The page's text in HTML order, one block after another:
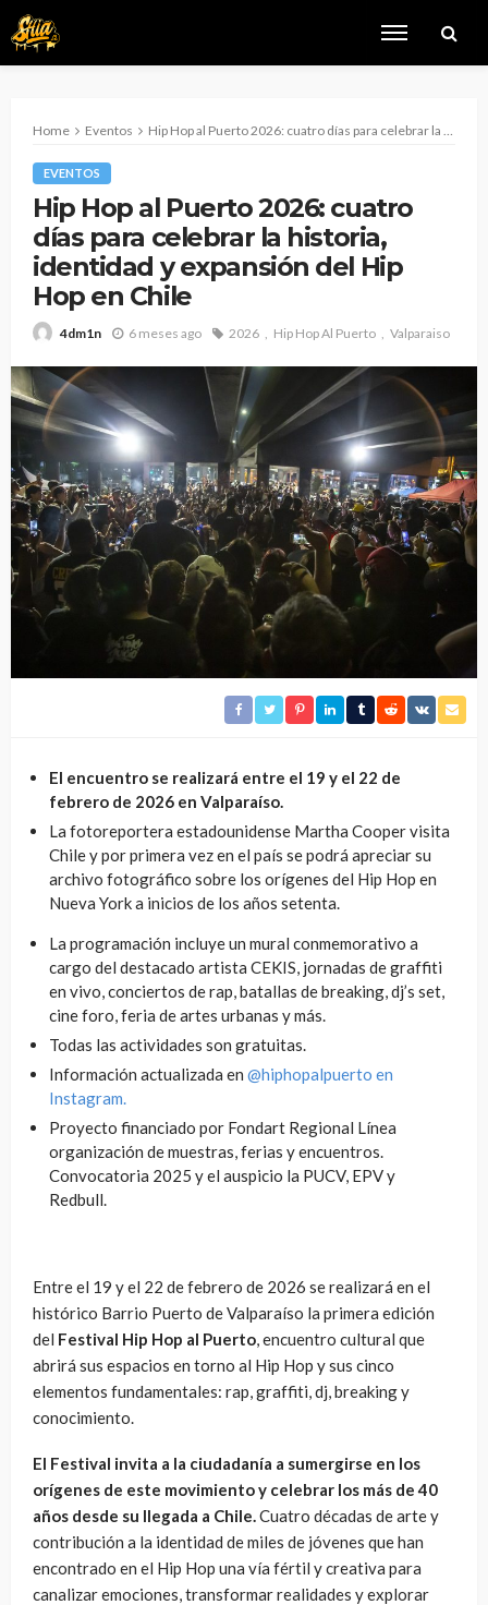
Home Eventos Hip Hop al Puerto 2026: cuatro días para celebrar la historia, identidad y expansión del Hip Hop en Chile
EVENTOS
Hip Hop al Puerto 2026: cuatro
días para celebrar la historia,
identidad y expansión del Hip
Hop en Chile
4dm1n 6 meses ago 2026 Hip Hop Al Puerto Valparaiso
El encuentro se realizará entre el 19 y el 22 de
febrero de 2026 en Valparaíso.
La fotoreportera estadounidense Martha Cooper visita
Chile y por primera vez en el país se podrá apreciar su
archivo fotográfico sobre los orígenes del Hip Hop en
Nueva York a inicios de los años setenta.
La programación incluye un mural conmemorativo a
cargo del destacado artista CEKIS, jornadas de graffiti
en vivo, conciertos de rap, batallas de breaking, dj’s set,
cine foro, feria de artes urbanas y más.
Todas las actividades son gratuitas.
Información actualizada en @hiphopalpuerto en
Instagram.
Proyecto financiado por Fondart Regional Línea
organización de muestras, ferias y encuentros.
Convocatoria 2025 y el auspicio la PUCV, EPV y
Redbull.
Entre el 19 y el 22 de febrero de 2026 se realizará en el
histórico Barrio Puerto de Valparaíso la primera edición
del Festival Hip Hop al Puerto, encuentro cultural que
abrirá sus espacios en torno al Hip Hop y sus cinco
elementos fundamentales: rap, graffiti, dj, breaking y
conocimiento.
El Festival invita a la ciudadanía a sumergirse en los
orígenes de este movimiento y celebrar los más de 40
años desde su llegada a Chile.Cuatro décadas de arte y
contribución a la identidad de miles de jóvenes que han
encontrado en el Hip Hop una vía fértil y creativa para
canalizar emociones, transformar realidades y explorar